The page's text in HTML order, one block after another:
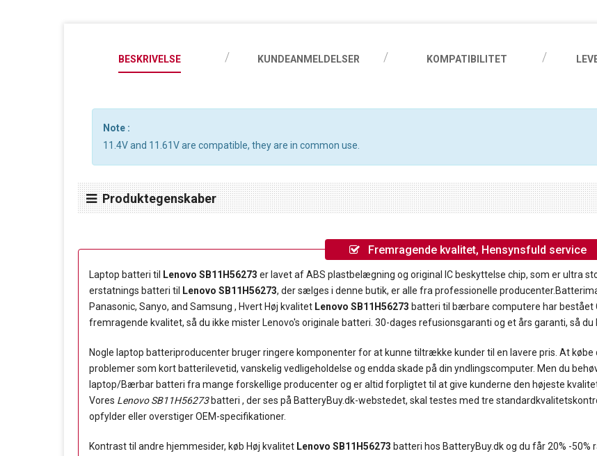
BESKRIVELSE KUNDEANMELDELSER KOMPATIBILITET
Note :
11.4V and 11.61V are compatible, they are in common use.
Produktegenskaber
Fremragende kvalitet, Hensynsfuld service
Laptop batteri til Lenovo SB11H56273 er lavet af ABS plastbelægning og original IC beskyttelse chip, som er ultra
erstatnings batteri til
Lenovo SB11H56273, der sælges i denne butik, er alle fra professionelle
Panasonic, Sanyo, and Samsung , Hvert Høj kvalitet Lenovo SB11H56273 batteri til bærbare computere har bestået
fremragende kvalitet, så du ikke mister Lenovo's originale batteri. 30-dages refusionsgaranti og et års garanti, så du
Nogle laptop batteriproducenter bruger ringere komponenter for at kunne tiltrække kunder til en lavere pris. At
problemer som kort batterilevetid, vanskelig vedligeholdelse og endda skade på din yndlingscomputer. Men du
laptop/Bærbar batteri fra mange forskellige producenter og er altid forpligtet til at give kunderne den højeste
Vores Lenovo SB11H56273batteri , der ses på BatteryBuy.dk-webstedet, skal testes med tre
opfylder eller overstiger OEM-specifikationer.
Kontrast til andre hjemmesider, køb Høj kvalitet Lenovo SB11H56273 batteri hos BatteryBuy.dk og du får 20% -